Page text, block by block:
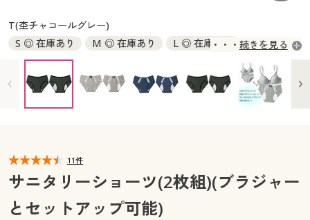
大きいサイズ 事務・制服
カタログ・チラシからのご注文
デジタルカタログ
マイページ
閲覧履歴
カタログ無料プレゼント
会員メニュー
閲覧履歴
お気に入り
T(杢チャコールグレー)
S ◎ 在庫あり
M ◎ 在庫あり
L ◎ 在庫あり
LL ◎ 在庫あり
続きを見る
11件
サニタリーショーツ(2枚組)(ブラジャー
とセットアップ可能)